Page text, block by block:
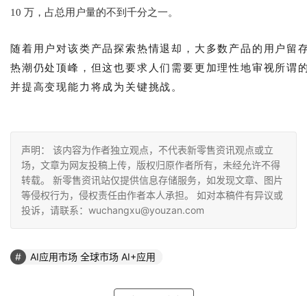
10 万，占总用户量的不到千分之一。
随着用户对该类产品探索热情退却，大多数产品的用户留
热潮仍处顶峰，但这也要求人们需要更加理性地审视所谓
并提高变现能力将成为关键挑战。
声明： 该内容为作者独立观点，不代表新零售资讯观点或立
场，文章为网友投稿上传，版权归原作者所有，未经允许不得
转载。 新零售资讯站仅提供信息存储服务，如发现文章、图片
等侵权行为，侵权责任由作者本人承担。 如对本稿件有异议或
投诉，请联系：wuchangxu@youzan.com
AI应用市场 全球市场 AI+应用